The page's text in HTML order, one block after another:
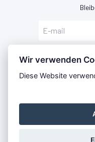
Wir verwenden
Diese Website